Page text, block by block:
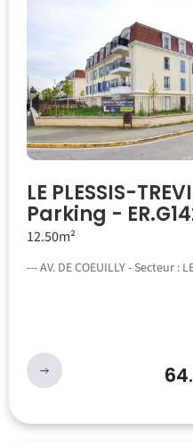
LE PLESSIS-
Parking -
12.50m²
--- AV. DE COEUILLY - Secteur :